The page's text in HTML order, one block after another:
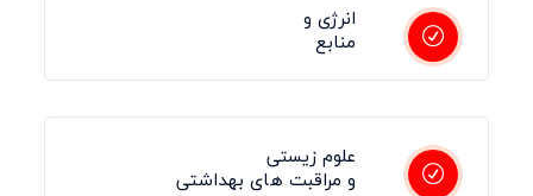
انرژی و
منابع
علوم زیستی
و مراقبت های بهداشتی